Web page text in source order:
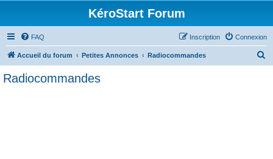
KéroStart Forum
FAQ Connexion
Inscription
Accueil du forum Petites Annonces Radiocommandes
Radiocommandes